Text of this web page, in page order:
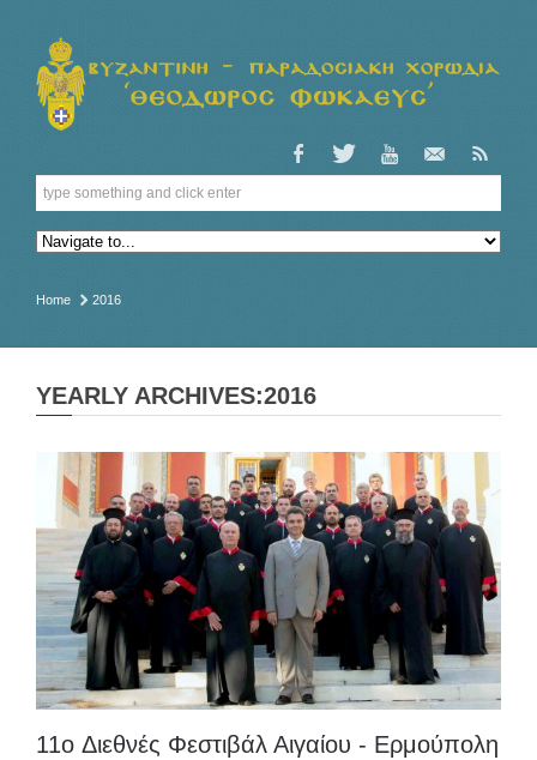
Home 2016
YEARLY ARCHIVES:2016
11o Διεθνές Φεστιβάλ Αιγαίου - Ερμούπολη